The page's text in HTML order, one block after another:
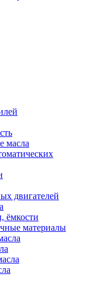
масла
двигателей
ёмкости
материалы